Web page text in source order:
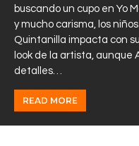
buscando un cupo en Yo
y mucho carisma, los
Quintanilla impacta con
look de la artista, aunque
detalles…
READ MORE